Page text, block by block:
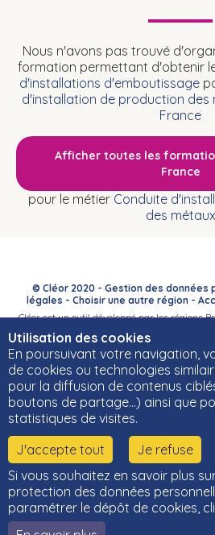
Utilisation des cookies
En poursuivant votre navigation,
de cookies ou technologies
pour la diffusion de contenus
boutons de partage…) ainsi que
statistiques de visites.
J'accepte tout
Je refuse
Si vous souhaitez en savoir plus
protection des données
paramétrer le dépôt de cookies,
Nous n'avons pas trouvé
formation permettant d'obtenir
d'installations d'emboutissage
d'installation de production des
France
Afficher toutes les
France
pour le métier Conduite
des métaux
© Cléor 2020 - Gestion des données
légales - Choisir une autre région-
Cléor est un outil développé par les régions